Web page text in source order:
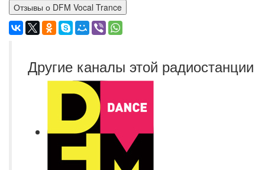
Отзывы о DFM Vocal Trance
Другие каналы этой радиостанции